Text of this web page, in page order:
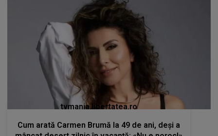
tvmania.libertatea.ro
Cum arată Carmen Brumă la 49 de ani, deși a